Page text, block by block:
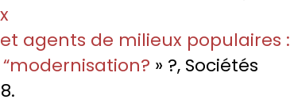
agents de milieux populaires :
» ?, Sociétés